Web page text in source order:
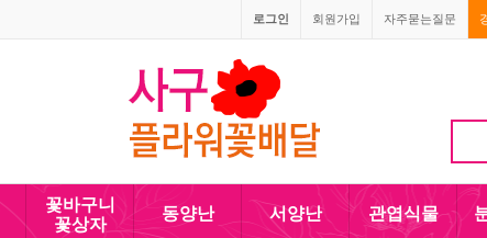
자주묻는질문
회원가입
로그인
010-5110-4090
꽃바구니
꽃상자
동양난 서양난 관엽식물